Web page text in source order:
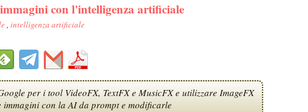
con l'intelligenza artificiale
, intelligenza artificiale
per i tool VideoFX, TextFX e MusicFX e utilizzare ImageFX
immagini con la AI da prompt e modificarle